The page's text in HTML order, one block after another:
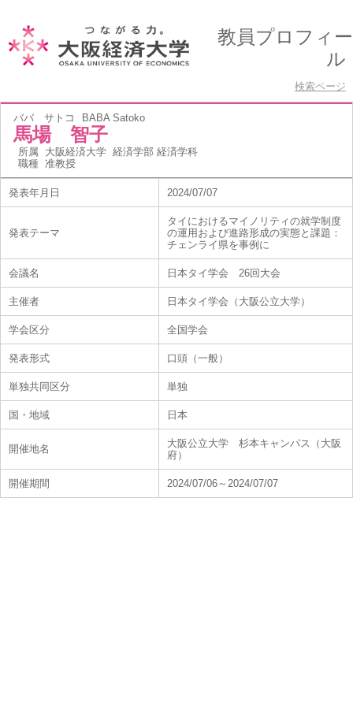
教員プロフィー
ル
検索ページ
ババ サトコ BABA Satoko
馬場 智子
所属 大阪経済大学 経済学部 経済学科
職種 准教授
発表年月日 2024/07/07
発表テーマ
タイにおけるマイノリティの就学制度
の運用および進路形成の実態と課題：
チェンライ県を事例に
会議名 日本タイ学会 26回大会
主催者 日本タイ学会（大阪公立大学）
学会区分 全国学会
発表形式 口頭（一般）
単独共同区分 単独
国・地域 日本
開催地名
大阪公立大学 杉本キャンパス（大阪
府）
開催期間 2024/07/06～2024/07/07